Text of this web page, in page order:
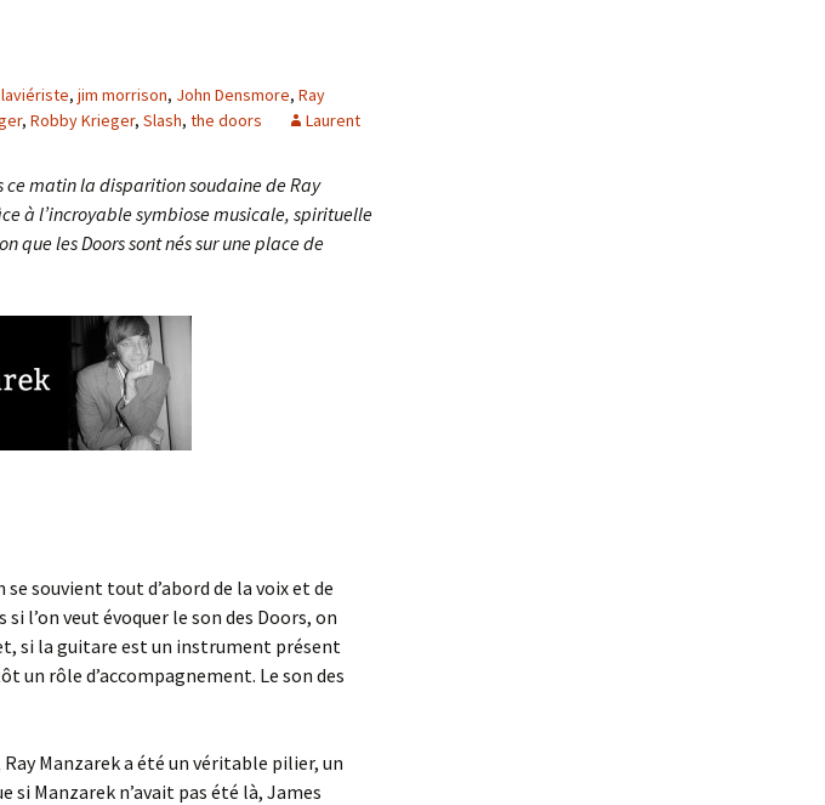
, jim morrison, John Densmore, Ray
, Robby Krieger, Slash, the doors Laurent
ce matin la disparition soudaine de Ray
à l’incroyable symbiose musicale, spirituelle
que les Doors sont nés sur une place de
souvient tout d’abord de la voix et de
l’on veut évoquer le son des Doors, on
si la guitare est un instrument présent
un rôle d’accompagnement. Le son des
Manzarek a été un véritable pilier, un
Manzarek n’avait pas été là, James